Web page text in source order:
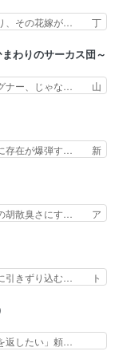
て意外… あれからゲ
り仲… 感想は、前話
違うアニメ始まっ
視聴ありがとうご
り、その花嫁が… 丁
カーを始めた… 高道
られるのは… 玲夜の
ゃ別嬪さ… にゃんき
いいで… 花江さんが
ゼ… 「お願いがある
… 透子とにゃん吉の
わりのサーカス団～
グナー、じゃな… 山
髪の大男少… 伝説の
かしき過… お父さん
な。諏… 第６話をｄ
。視… じゃがいもし
… おはようございま
も昼もおやつもじ
に存在が爆弾す… 新
顔見せ回に… 謎の怪
マコト… 今回新た
どアル… みくる、ロ
手っ… デッチは演出
… 何か事情がある、
ッチアゲイン初登
の胡散臭さにす… ア
り者た… 原作を読
って顔… どんどん増
い人… 夜桜は「顔で
で… おかしいな石田
顔で損してる"企み
してるアスマさん
に引きずり込む… ト
軍のバラン… 覇道の
感じかな… 賢い人物
ための… シタラとボ
クロ… ドレゲネのテ
を返したい」頼…